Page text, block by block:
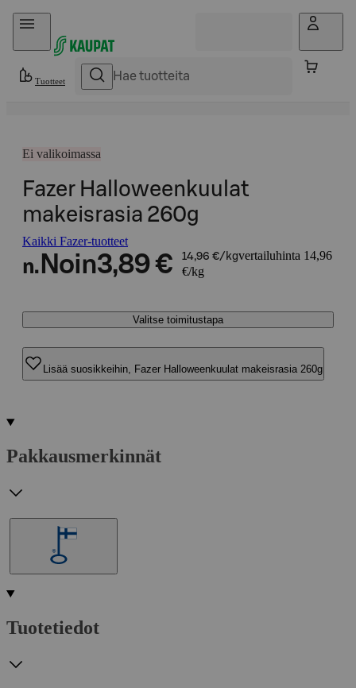
Hyppää sisältöön
Tuotteet
Ei valikoimassa
Fazer Halloweenkuulat
makeisrasia 260g
Kaikki Fazer-tuotteet
n. Noin3,89 € 14,96 €/kgvertailuhinta 14,96
€/kg
Valitse toimitustapa
Lisää suosikkeihin, Fazer Halloweenkuulat makeisrasia 260g
Pakkausmerkinnät
Tuotetiedot